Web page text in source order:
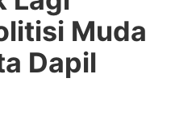
Muda
Dapil